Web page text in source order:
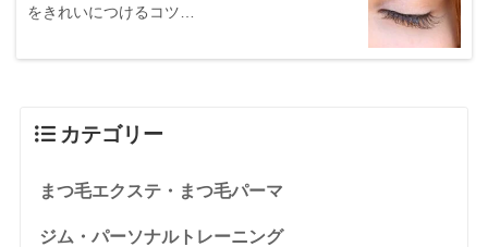
をきれいにつけるコツ…
カテゴリー
まつ毛エクステ・まつ毛パーマ
ジム・パーソナルトレーニング